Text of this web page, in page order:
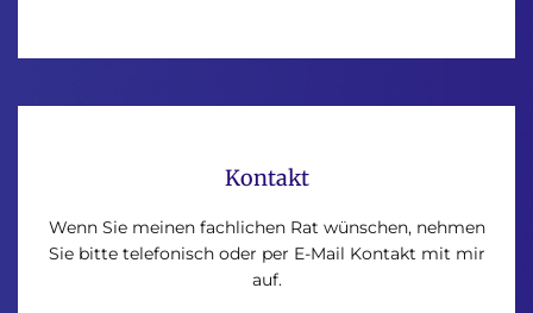
Kontakt
Wenn Sie meinen fachlichen Rat wünschen, nehmen
Sie bitte telefonisch oder per E-Mail Kontakt mit mir
auf.